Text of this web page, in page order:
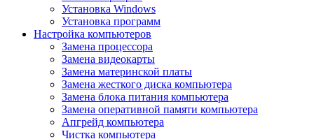
Установка Windows
Установка программ
Настройка компьютеров
Замена процессора
Замена видеокарты
Замена материнской платы
Замена жесткого диска компьютера
Замена блока питания компьютера
Замена оперативной памяти компьютера
Апгрейд компьютера
Чистка компьютера